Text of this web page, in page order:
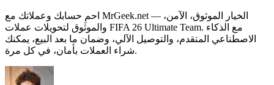
احمِ حسابك وعملاتك مع MrGeek.net — الخيار الموثوق، الآمن،
والموثوق لتحويلات عملات FIFA 26 Ultimate Team. مع الذكاء
الاصطناعي المتقدم، والتوصيل الآلي، وضمان ما بعد البيع، يمكنك
شراء العملات بأمان، في كل مرة.